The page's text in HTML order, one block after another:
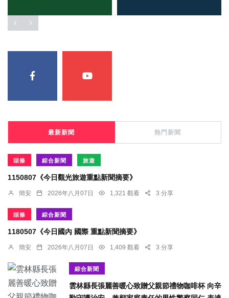
最新新聞 熱門新聞
頭條 綜合新聞 旅遊
1150807《今日觀光旅遊重點新聞摘要》
簡安 2026年八月07日 1,321 觀看 3 分享
頭條 綜合新聞
1180507《今日國內 國際 重點新聞摘要》
簡安 2026年八月07日 1,409 觀看 3 分享
綜合新聞
雲林縣長張麗善暖心致贈父親節禮物咖啡杯 向辛